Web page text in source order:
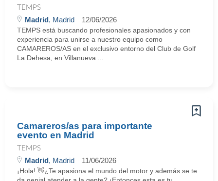
TEMPS
Madrid, Madrid 12/06/2026
TEMPS está buscando profesionales apasionados y con
experiencia para unirse a nuestro equipo como
CAMAREROS/AS en el exclusivo entorno del Club de Golf
La Dehesa, en Villanueva ...
Camareros/as para importante
evento en Madrid
TEMPS
Madrid, Madrid 11/06/2026
¡Hola! 👋¿Te apasiona el mundo del motor y además se te